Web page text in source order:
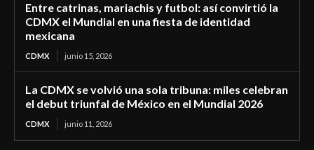
Entre catrinas, mariachis y futbol: así convirtió la
CDMX el Mundial en una fiesta de identidad
mexicana
CDMX junio 15, 2026
La CDMX se volvió una sola tribuna: miles celebran
el debut triunfal de México en el Mundial 2026
CDMX junio 11, 2026